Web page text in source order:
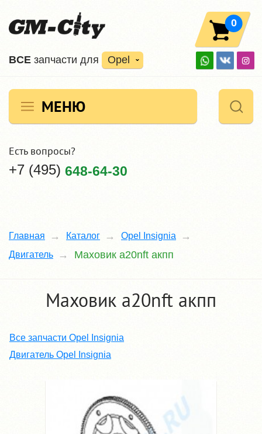
ВCE запчасти для Opel
0
МЕНЮ
Есть вопросы?
+7 (495) 648-64-30
Главная Каталог
Opel Insignia
Двигатель
Маховик a20nft акпп
Маховик a20nft акпп
Все запчасти Opel Insignia
Двигатель Opel Insignia